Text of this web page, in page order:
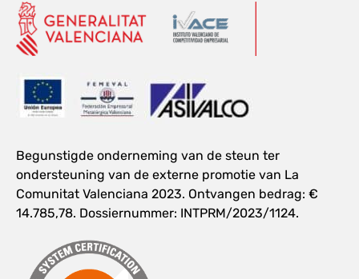
Begunstigde onderneming van de steun ter
ondersteuning van de externe promotie van La
Comunitat Valenciana 2023. Ontvangen bedrag: €
14.785,78. Dossiernummer: INTPRM/2023/1124.